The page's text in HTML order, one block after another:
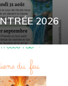
2026